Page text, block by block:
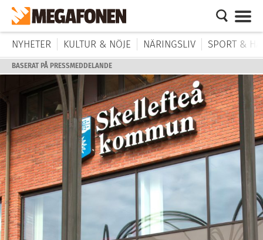
NYHETER KULTUR & NÖJE NÄRINGSLIV SPORT &
BASERAT PÅ PRESSMEDDELANDE